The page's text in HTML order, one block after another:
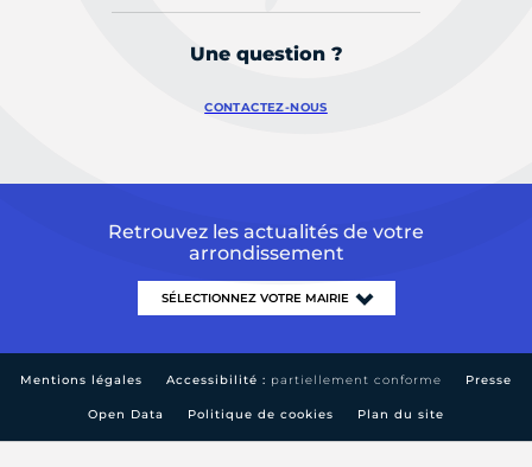
Une question ?
CONTACTEZ-NOUS
Retrouvez les actualités de votre
arrondissement
Mentions légales Accessibilité : partiellement conforme Presse
Open Data Politique de cookies Plan du site